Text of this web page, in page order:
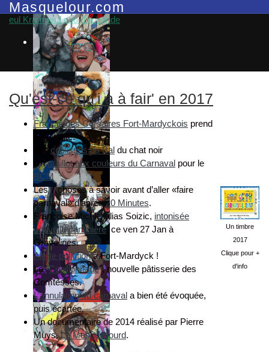
Masquelour.com
eul Krampeut eud d'la bande
Qu'est-ce qu'i a à fair' en 2017
Francis des Corsaires Fort-Mardyckois prend
sa retraite.
Les coulisses du Bal du chat noir
Unmaillot aux couleurs du Carnaval pour le
BCM
Les 7 choses à savoir avant d’aller «faire
carnaval» d'après20 Minutes.
Françoise Michiel alias Soizic, intonisée
nouvelle cantinière, ce ven 27 Jan à
Gravelines.
Alerte pollutionà Fort-Mardyck !
La "Couillonnade", nouvelle pâtisserie des
Comtesses.
L’annulation du carnaval a bien été évoquée,
puis écartée.
Un documentaire de 2014 réalisé par Pierre
Muys,Le Masque lourd.
Un timbre
2017
Clique pour +
d'info